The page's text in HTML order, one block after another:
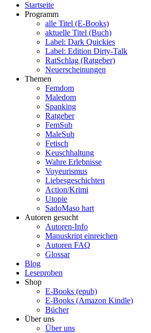
Startseite
Programm
alle Titel (E-Books)
aktuelle Titel (Buch)
Label: Dark Quickies
Label: Edition Dirty-Talk
RatSchlag (Ratgeber)
Neuerscheinungen
Themen
Femdom
Maledom
Spanking
Ratgeber
FemSub
MaleSub
Fetisch
Keuschhaltung
Wahre Erlebnisse
Voyeurismus
Liebesgeschichten
Action/Krimi
Utopie
SadoMaso hart
Autoren gesucht
Autoren-Info
Manuskript einreichen
Autoren FAQ
Glossar
Blog
Leseproben
Shop
E-Books (epub)
E-Books (Amazon Kindle)
Bücher
Über uns
Über uns